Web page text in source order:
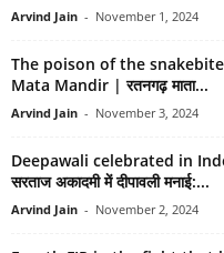
Arvind Jain - November 1, 2024
The poison of the
Mata Mandir | रतनगढ़ माता...
Arvind Jain - November 3, 2024
Deepawali celebrated in
सरताज अकादमी में दीपावली मनाई:...
Arvind Jain - November 2, 2024